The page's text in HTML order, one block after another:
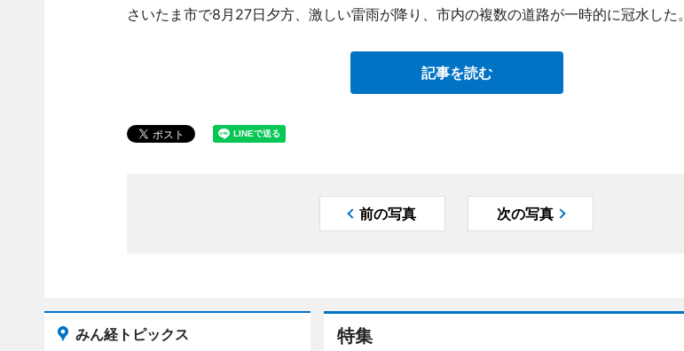
さいたま市で8月27日夕方、激しい雷雨が降り、市内の複数の道路が一時的に冠水した。
記事を読む
前の写真 次の写真
特集
みん経トピックス